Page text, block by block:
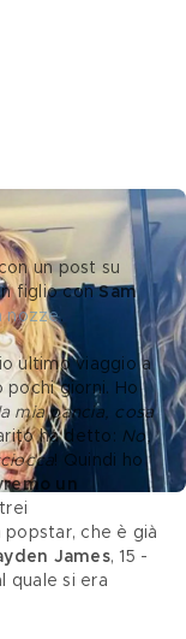
un post su
figlio con Sam
nozze.
pochi giorni. Ho
mia pancia, cosa
ha detto: No,
! Quindi ho
un
che è già
James, 15 -
quale si era